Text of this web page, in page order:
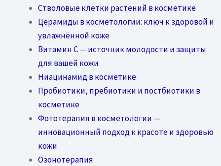
Стволовые клетки растений в косметике
Церамиды в косметологии: ключ к здоровой и
увлажнённой коже
Витамин C — источник молодости и защиты
для вашей кожи
Ниацинамид в косметике
Пробиотики, пребиотики и постбиотики в
косметике
Фототерапия в косметологии —
инновационный подход к красоте и здоровью
кожи
Озонотерапия